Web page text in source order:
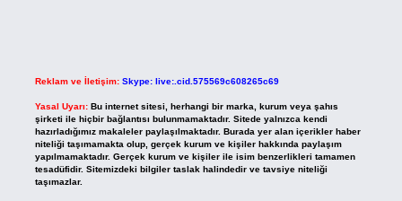
Reklam ve İletişim: Skype: live:.cid.575569c608265c69
Yasal Uyarı: Bu internet sitesi, herhangi bir marka, kurum veya şahıs
şirketi ile hiçbir bağlantısı bulunmamaktadır. Sitede yalnızca kendi
hazırladığımız makaleler paylaşılmaktadır. Burada yer alan içerikler haber
niteliği taşımamakta olup, gerçek kurum ve kişiler hakkında paylaşım
yapılmamaktadır. Gerçek kurum ve kişiler ile isim benzerlikleri tamamen
tesadüfidir. Sitemizdeki bilgiler taslak halindedir ve tavsiye niteliği
taşımazlar.